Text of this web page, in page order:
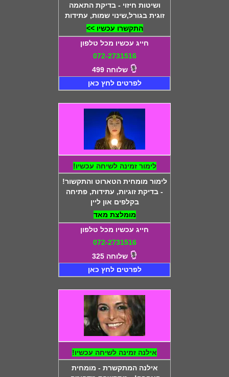
ושיטות חיזוי - בדיקת התאמה
זוגית בגורל,שינוי שמות, עתידות
התקשרו עכשיו >>
חייג עכשיו מכל טלפון
072-2731516
שלוחה 499
לפרטים לחץ כאן
לימור זמינה לשיחה עכשיו!
לימור מומחית הטארוט והתקשור!
- בדיקת זוגיות, עתידות, פתיחה
בקלפים און ליין
מומלצת מאד
חייג עכשיו מכל טלפון
072-2731516
שלוחה 325
לפרטים לחץ כאן
אילנה זמינה לשיחה עכשיו!
אילנה המתקשרת - מומחית